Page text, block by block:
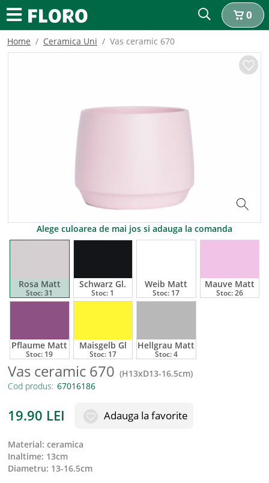
0
Home Ceramica Uni Vas ceramic 670
Alege culoarea de mai jos si adauga la comanda
Rosa Matt
Stoc:31
Schwarz Gl.
Stoc: 1
Weib Matt
Stoc: 17
Mauve Matt
Stoc:26
Pflaume Matt
Stoc: 19
Maisgelb Gl
Stoc: 17
Hellgrau Matt
Stoc:4
Vas ceramic 670 (H13xD13-16.5cm)
Cod produs:
19.90 LEI Adauga la favorite
material: ceramica
inaltime: 13cm
diametru: 13-16.5cm